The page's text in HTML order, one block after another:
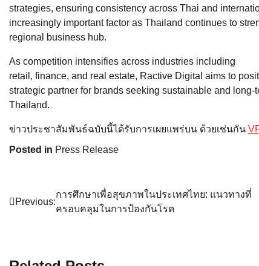
strategies, ensuring consistency across Thai and
increasingly important factor as Thailand continues to
regional business hub.
As competition intensifies across industries including
retail, finance, and real estate, Ractive Digital aims to
strategic partner for brands seeking sustainable and long-
Thailand.
ข่าวประชาสัมพันธ์ฉบับนี้ได้รับการเผยแพร่บน ด้วยเช่นกัน
Posted in Press Release
Post
Previous:
การศึกษาเพื่อสุขภาพในประเทศไทย: แนวทางที่
ครอบคลุมในการป้องกันโรค